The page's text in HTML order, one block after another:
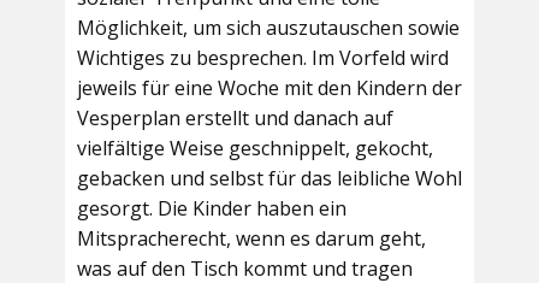
Möglichkeit, um sich auszutauschen sowie
Wichtiges zu besprechen. Im Vorfeld wird
jeweils für eine Woche mit den Kindern der
Vesperplan erstellt und danach auf
vielfältige Weise geschnippelt, gekocht,
gebacken und selbst für das leibliche Wohl
gesorgt. Die Kinder haben ein
Mitspracherecht, wenn es darum geht,
was auf den Tisch kommt und tragen